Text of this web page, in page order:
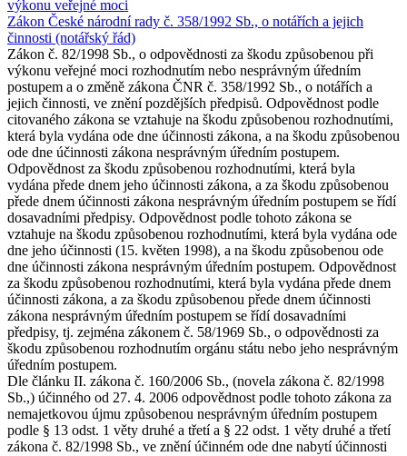
výkonu veřejné moci
Zákon České národní rady č. 358/1992 Sb., o notářích a jejich
činnosti (notářský řád)
Zákon č. 82/1998 Sb., o odpovědnosti za škodu způsobenou při
výkonu veřejné moci rozhodnutím nebo nesprávným úředním
postupem a o změně zákona ČNR č. 358/1992 Sb., o notářích a
jejich činnosti, ve znění pozdějších předpisů. Odpovědnost podle
citovaného zákona se vztahuje na škodu způsobenou rozhodnutími,
která byla vydána ode dne účinnosti zákona, a na škodu způsobenou
ode dne účinnosti zákona nesprávným úředním postupem.
Odpovědnost za škodu způsobenou rozhodnutími, která byla
vydána přede dnem jeho účinnosti zákona, a za škodu způsobenou
přede dnem účinnosti zákona nesprávným úředním postupem se řídí
dosavadními předpisy. Odpovědnost podle tohoto zákona se
vztahuje na škodu způsobenou rozhodnutími, která byla vydána ode
dne jeho účinnosti (15. květen 1998), a na škodu způsobenou ode
dne účinnosti zákona nesprávným úředním postupem. Odpovědnost
za škodu způsobenou rozhodnutími, která byla vydána přede dnem
účinnosti zákona, a za škodu způsobenou přede dnem účinnosti
zákona nesprávným úředním postupem se řídí dosavadními
předpisy, tj. zejména zákonem č. 58/1969 Sb., o odpovědnosti za
škodu způsobenou rozhodnutím orgánu státu nebo jeho nesprávným
úředním postupem.
Dle článku II. zákona č. 160/2006 Sb., (novela zákona č. 82/1998
Sb.,) účinného od 27. 4. 2006 odpovědnost podle tohoto zákona za
nemajetkovou újmu způsobenou nesprávným úředním postupem
podle § 13 odst. 1 věty druhé a třetí a § 22 odst. 1 věty druhé a třetí
zákona č. 82/1998 Sb., ve znění účinném ode dne nabytí účinnosti